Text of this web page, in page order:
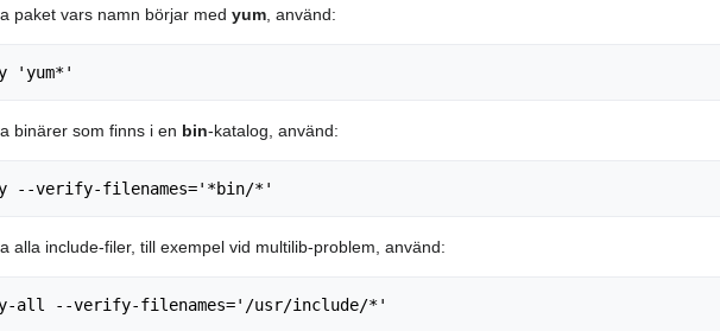
paket vars namn börjar med yum, använd:
binärer som finns i en bin-katalog, använd:
alla include-filer, till exempel vid multilib-problem, använd: